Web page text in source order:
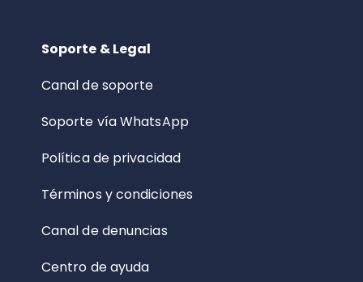
Soporte & Legal
Canal de soporte
Soporte vía WhatsApp
Política de privacidad
Términos y condiciones
Canal de denuncias
Centro de ayuda